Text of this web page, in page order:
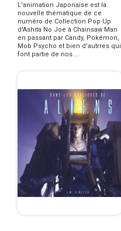
L'animation Japonaise est la
nouvelle thématique de ce
numéro de Collection Pop Up
d'Ashita No Joe à Chainsaw Man
en passant par Candy, Pokémon,
Mob Psycho et bien d'autrres qui
font partie de nos ...